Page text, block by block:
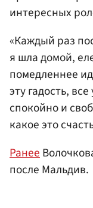
интересных
«Каждый раз
я шла домой,
помедленнее
эту гадость,
спокойно и
какое это
Ранее
после Мальдив.